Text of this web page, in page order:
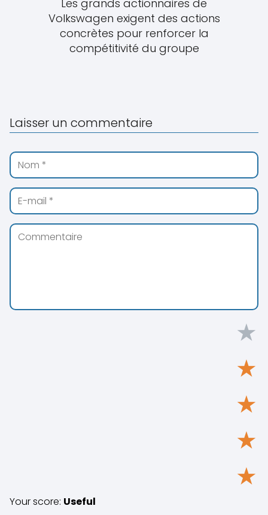
Les grands actionnaires de
Volkswagen exigent des actions
concrètes pour renforcer la
compétitivité du groupe
Laisser un commentaire
★
★
★
★
★
Your score: Useful